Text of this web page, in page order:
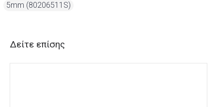
5mm (80206511S)
Δείτε επίσης